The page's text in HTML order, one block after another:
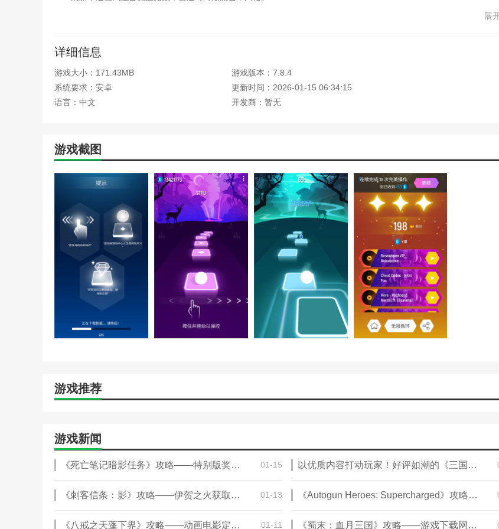
本站为您提供音乐弹球的 手机游戏 ，欢迎大家记住本站网址，本站是您下载安卓手游app最好的网站！
展
详细信息
游戏大小：171.43MB
游戏版本：7.8.4
系统要求：安卓
更新时间：2026-01-15 06:34:15
语言：中文
开发商：暂无
游戏截图
游戏推荐
游戏新闻
《死亡笔记暗影任务》攻略——特别版奖励介绍 01-15 以优质内容打动玩家！好评如潮的《三国：谋定天下》攻略——S7赛季已上线
《刺客信条：影》攻略——伊贺之火获取方法介绍 01-13 《Autogun Heroes: Supercharged》攻略——游戏下载网址介绍
《八戒之天蓬下界》攻略——动画电影定档海报 7月11日上映 01-11 《蜀末：血月三国》攻略——游戏下载网址介绍